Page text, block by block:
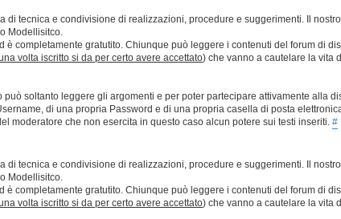
di tecnica e condivisione di realizzazioni, procedure e suggerimenti. Il
Modellisitco.
è completamente gratutito. Chiunque può leggere i contenuti del forum di
volta iscritto si da per certo avere accettato) che vanno a cautelare la vita
può soltanto leggere gli argomenti e per poter partecipare attivamente
di una propria Password e di una propria casella di posta
moderatore che non esercita in questo caso alcun potere sui testi inseriti. #
di tecnica e condivisione di realizzazioni, procedure e suggerimenti. Il
Modellisitco.
è completamente gratutito. Chiunque può leggere i contenuti del forum di
volta iscritto si da per certo avere accettato) che vanno a cautelare la vita